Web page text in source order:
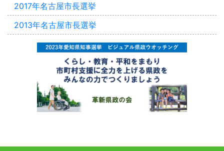
2017年名古屋市長選挙
2013年名古屋市長選挙